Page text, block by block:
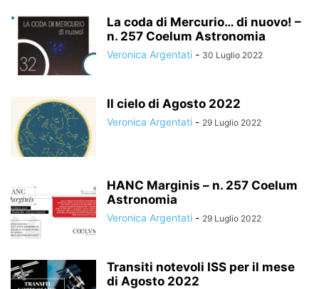
La coda di Mercurio… di nuovo! –
n. 257 Coelum Astronomia
Veronica Argentati - 30 Luglio 2022
Il cielo di Agosto 2022
Veronica Argentati - 29 Luglio 2022
HANC Marginis – n. 257 Coelum
Astronomia
Veronica Argentati - 29 Luglio 2022
Transiti notevoli ISS per il mese
di Agosto 2022